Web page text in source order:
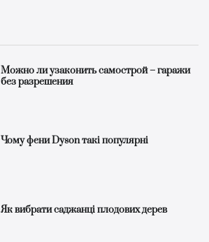
Можно ли узаконить самострой – гаражи
без разрешения
Чому фени Dyson такі популярні
Як вибрати саджанці плодових дерев